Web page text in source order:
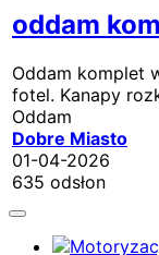
oddam
Oddam komplet
fotel. Kanapy
Oddam
Dobre Miasto
01-04-2026
635 odsłon